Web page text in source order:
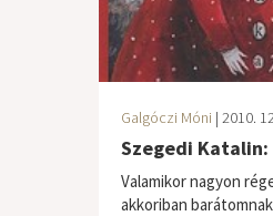
Galgóczi Móni | 2010.
Szegedi Katalin:
Valamikor nagyon
akkoriban